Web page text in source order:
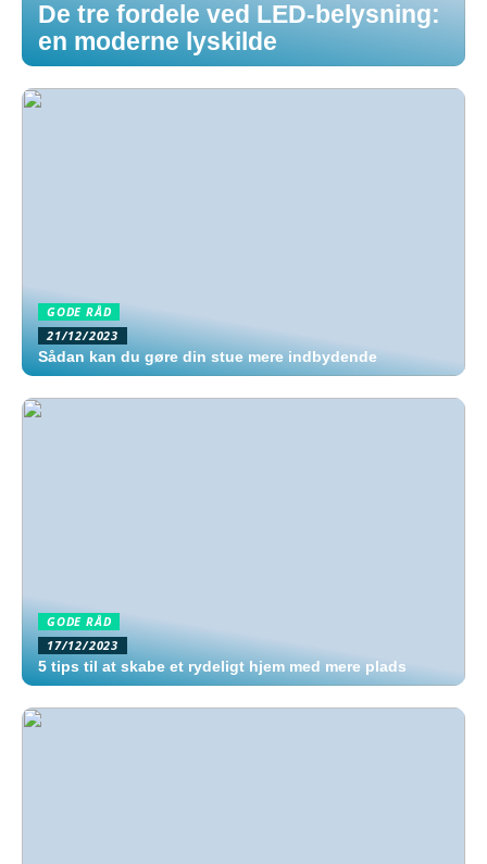
De tre fordele ved LED-belysning:
en moderne lyskilde
GODE RÅD
21/12/2023
Sådan kan du gøre din stue mere indbydende
GODE RÅD
17/12/2023
5 tips til at skabe et rydeligt hjem med mere plads